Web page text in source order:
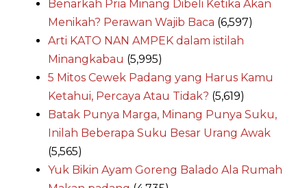
Benarkah Pria Minang Dibeli Ketika Akan
Menikah? Perawan Wajib Baca (6,597)
Arti KATO NAN AMPEK dalam istilah
Minangkabau (5,995)
5 Mitos Cewek Padang yang Harus Kamu
Ketahui, Percaya Atau Tidak? (5,619)
Batak Punya Marga, Minang Punya Suku,
Inilah Beberapa Suku Besar Urang Awak
(5,565)
Yuk Bikin Ayam Goreng Balado Ala Rumah